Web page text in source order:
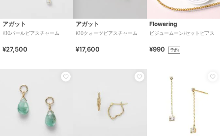
アガット
K10パールピアスチャーム
¥27,500
アガット
K10クォーツピアスチャーム
¥17,600
Flowering
ビジュームーン/セットピアス
¥990 予約